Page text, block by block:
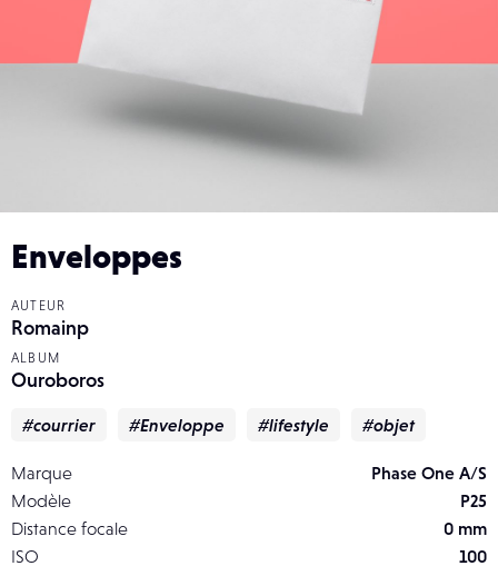
Enveloppes
AUTEUR
Romainp
ALBUM
Ouroboros
#courrier #Enveloppe #lifestyle #objet
Marque
Phase One A/S
Modèle
P25
Distance focale
0 mm
ISO
100